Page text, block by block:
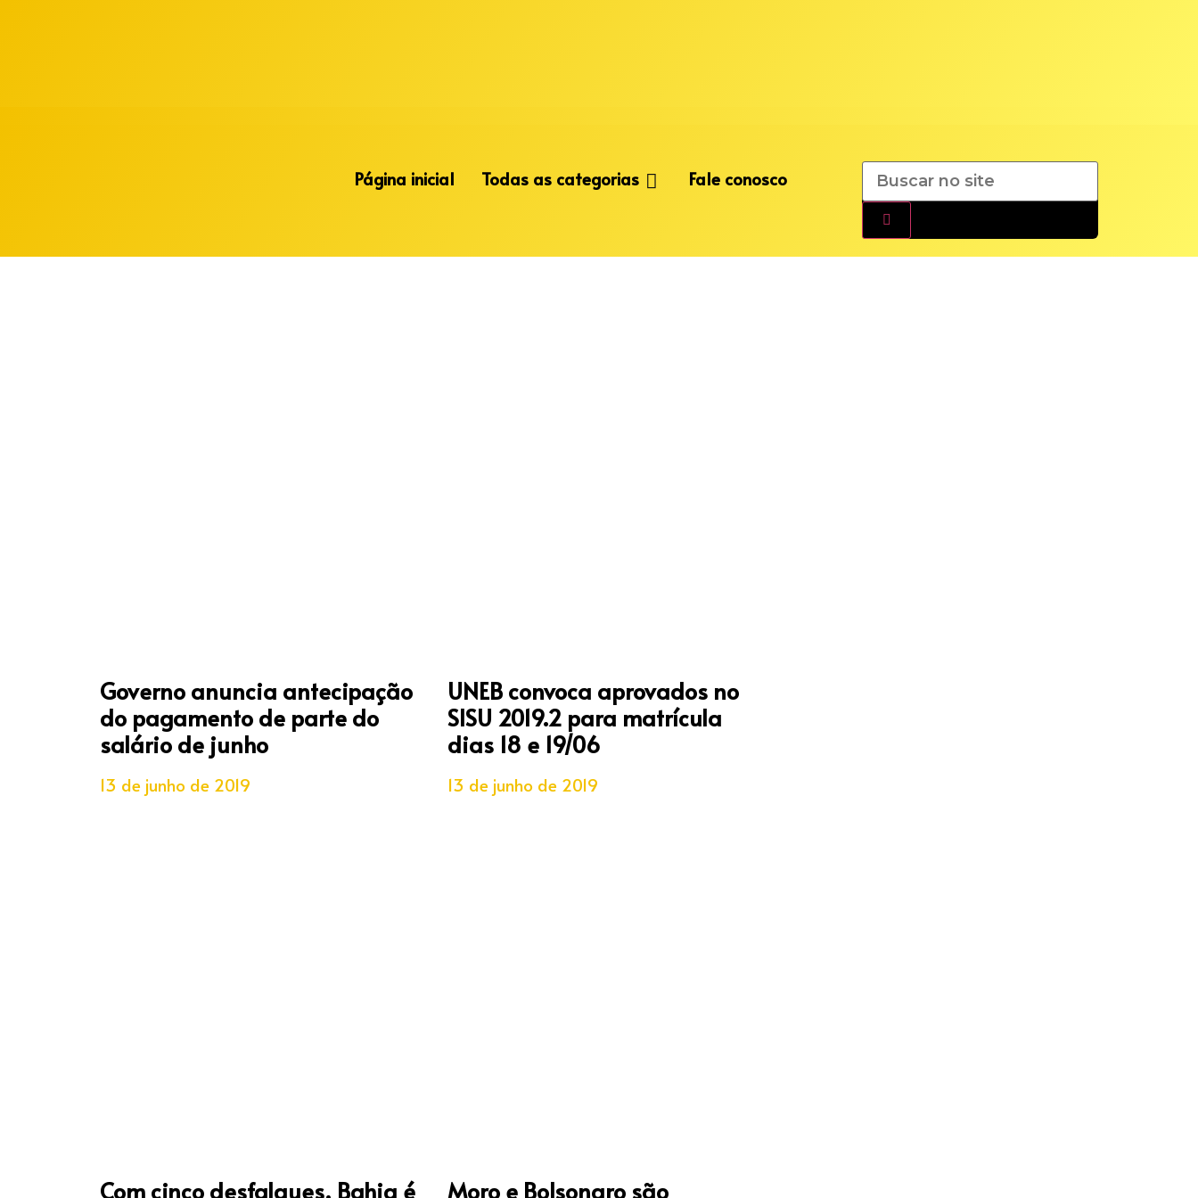
Página inicial Todas as categorias Fale conosco
Governo anuncia antecipação
do pagamento de parte do
salário de junho
13 de junho de 2019
UNEB convoca aprovados no
SISU 2019.2 para matrícula
dias 18 e 19/06
13 de junho de 2019
Com cinco desfalques, Bahia é Moro e Bolsonaro são